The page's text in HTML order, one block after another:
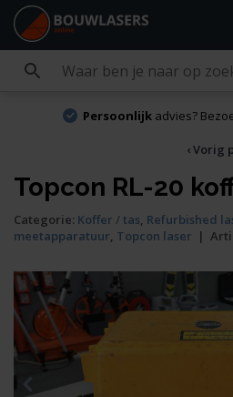
Persoonlijkadvies?
‹ Vorig
Topcon RL-20
Categorie: Koffer / tas, Refurbished
meetapparatuur, Topcon laser |